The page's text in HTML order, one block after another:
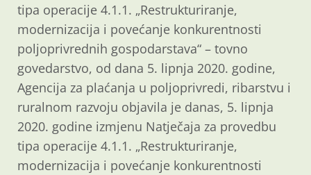
tipa operacije 4.1.1. „Restrukturiranje,
modernizacija i povećanje konkurentnosti
poljoprivrednih gospodarstava“ – tovno
govedarstvo, od dana 5. lipnja 2020. godine,
Agencija za plaćanja u poljoprivredi, ribarstvu i
ruralnom razvoju objavila je danas, 5. lipnja
2020. godine izmjenu Natječaja za provedbu
tipa operacije 4.1.1. „Restrukturiranje,
modernizacija i povećanje konkurentnosti